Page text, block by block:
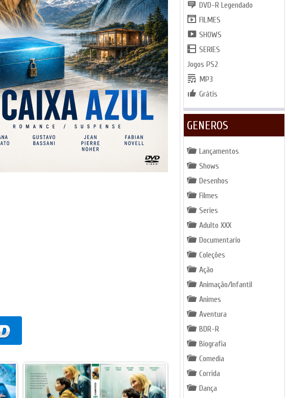
DVD-R Legendado
FILMES
SHOWS
SERIES
Jogos PS2
MP3
Grátis
GENEROS
Lançamentos
Shows
Desenhos
Filmes
Series
Adulto XXX
Documentario
Coleções
Ação
Animação/Infantil
Animes
Aventura
BDR-R
Biografia
Comedia
Corrida
Dança